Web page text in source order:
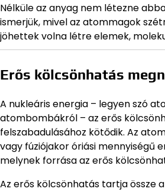
Nélküle az anyag nem létezne
ismerjük, mivel az atommagok
jöhettek volna létre elemek,
Erős kölcsönhatás
A nukleáris energia – legyen szó
atombombákról – az erős
felszabadulásához kötődik. Az
vagy fúziójakor óriási mennyiségű
melynek forrása az erős
Az erős kölcsönhatás tartja össze